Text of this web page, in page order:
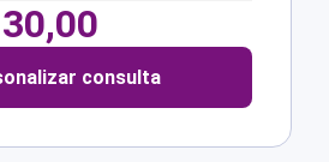
30,00
consulta